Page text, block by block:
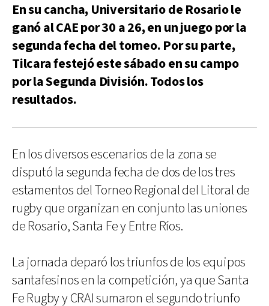
En su cancha, Universitario de Rosario le
ganó al CAE por 30 a 26, en un juego por la
segunda fecha del torneo. Por su parte,
Tilcara festejó este sábado en su campo
por la Segunda División. Todos los
resultados.
En los diversos escenarios de la zona se
disputó la segunda fecha de dos de los tres
estamentos del Torneo Regional del Litoral de
rugby que organizan en conjunto las uniones
de Rosario, Santa Fe y Entre Ríos.
La jornada deparó los triunfos de los equipos
santafesinos en la competición, ya que Santa
Fe Rugby y CRAI sumaron el segundo triunfo